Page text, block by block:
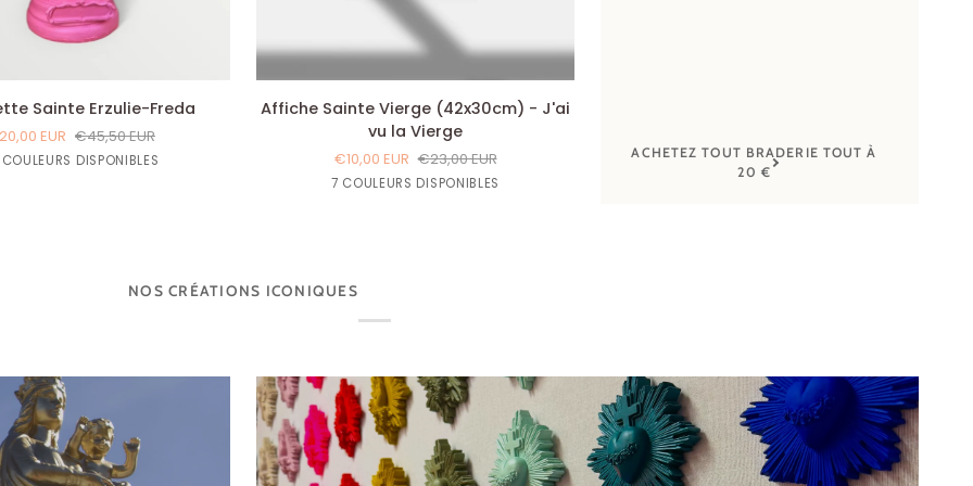
Sainte Erzulie-Freda
EUR €45,50 EUR
DISPONIBLES
CuivreArgentRougeROSE
AJOUTER AU PANIER
Affiche
(42x30cm)
Vierge
Affiche Sainte Vierge (42x30cm) - J'ai
vu la Vierge
€10,00 EUR €23,00 EUR
7 COULEURS DISPONIBLES
RougeOrange
VertVertBleu
ACHETEZ TOUT BRADERIE TOUT À
20 €
NOS CRÉATIONS ICONIQUES